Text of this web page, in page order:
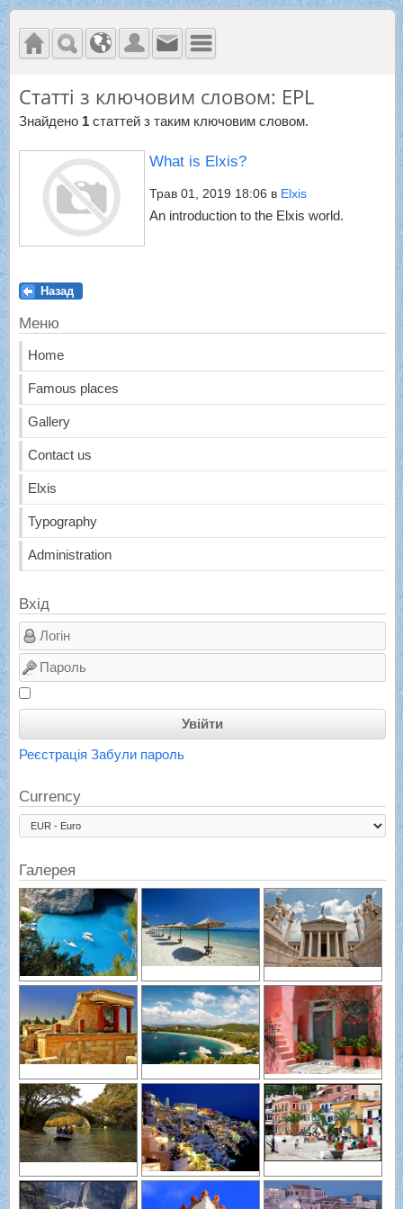
Статті з ключовим словом: EPL
Знайдено 1 статтей з таким ключовим словом.
What is Elxis?
Трав 01, 2019 18:06 в Elxis
An introduction to the Elxis world.
Назад
Меню
Home
Famous places
Gallery
Contact us
Elxis
Typography
Administration
Вхід
Увійти
Реєстрація Забули пароль
Currency
Галерея